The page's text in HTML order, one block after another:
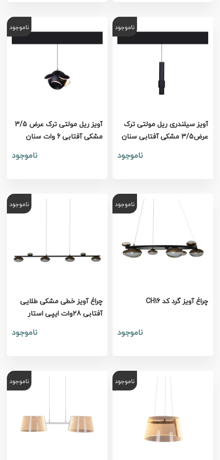
آویز سیلندری ریل مولتی ترک
عرض3/5 مشکی آفتابی سنان
ناموجود
ناموجود
آویز ریل مولتی ترک عرض 3/5
مشکی آفتابی 6 وات سنان
ناموجود
ناموجود
چراغ آویز گرد کد CH16
ناموجود
ناموجود
چراغ آویز خطی مشکی طلایی
آفتابی 28وات ایپی استار
ناموجود
ناموجود
ناموجود ناموجود